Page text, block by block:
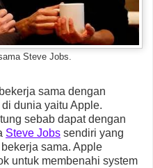
Steve Jobs.
sama dengan
dunia yaitu Apple.
sebab dapat dengan
Steve Jobs sendiri yang
sama. Apple
untuk membenahi system